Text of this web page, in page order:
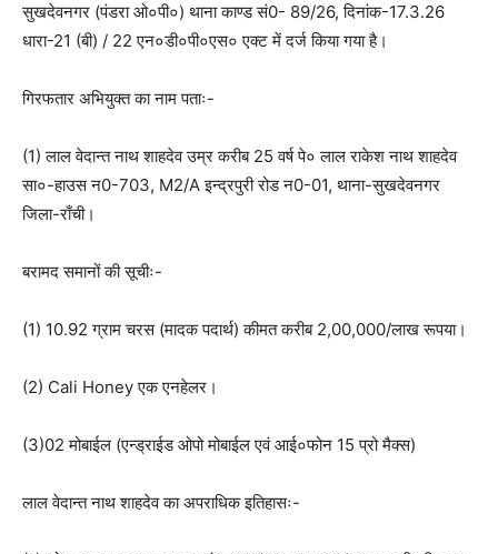
सुखदेवनगर (पंडरा ओ०पी०) थाना काण्ड सं0- 89/26, दिनांक-17.3.26
धारा-21 (बी) / 22 एन०डी०पी०एस० एक्ट में दर्ज किया गया है।
गिरफतार अभियुक्त का नाम पताः-
(1) लाल वेदान्त नाथ शाहदेव उम्र करीब 25 वर्ष पे० लाल राकेश नाथ शाहदेव
सा०-हाउस न0-703, M2/A इन्द्रपुरी रोड न0-01, थाना-सुखदेवनगर
जिला-राँची।
बरामद समानों की सूचीः-
(1) 10.92 ग्राम चरस (मादक पदार्थ) कीमत करीब 2,00,000/लाख रूपया।
(2) Cali Honey एक एनहेलर।
(3)02 मोबाईल (एन्ड्राईड ओपो मोबाईल एवं आई०फोन 15 प्रो मैक्स)
लाल वेदान्त नाथ शाहदेव का अपराधिक इतिहासः-